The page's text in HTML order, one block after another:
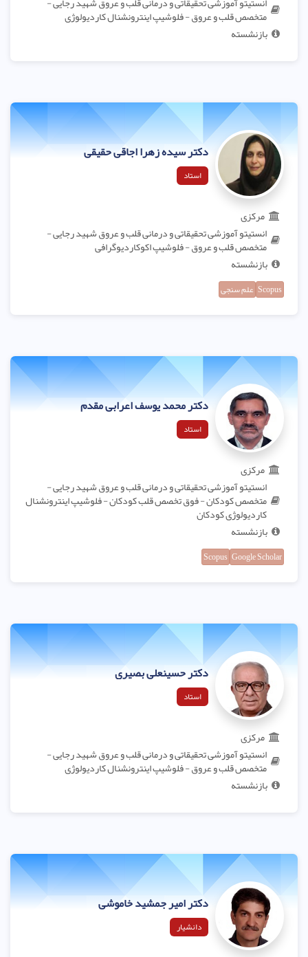
متخصص قلب و عروق - فلوشیپ اینترونشنال کاردیولوژی
بازنشسته
دکتر سیده زهرا اجاقی حقیقی
استاد
مرکزی
انستیتو آموزشی تحقیقاتی و درمانی قلب و عروق شهید رجایی -
متخصص قلب و عروق - فلوشیپ اکوکاردیوگرافی
بازنشسته
Scopus علم سنجی
دکتر محمد یوسف اعرابی مقدم
استاد
مرکزی
انستیتو آموزشی تحقیقاتی و درمانی قلب و عروق شهید رجایی -
متخصص کودکان - فوق تخصص قلب کودکان - فلوشیپ اینترونشنال
کاردیولوژی کودکان
بازنشسته
Google Scholar
Scopus
دکتر حسینعلی بصیری
استاد
مرکزی
انستیتو آموزشی تحقیقاتی و درمانی قلب و عروق شهید رجایی -
متخصص قلب و عروق - فلوشیپ اینترونشنال کاردیولوژی
بازنشسته
دکتر امیر جمشید خاموشی
دانشیار